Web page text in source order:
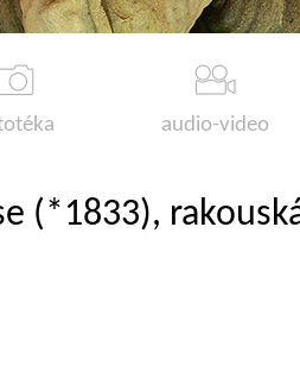
audio-video
(*1833),